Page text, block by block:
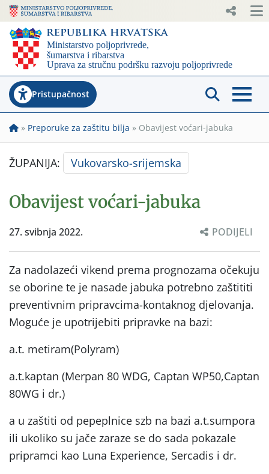
Pristupačnost
» Preporuke za zaštitu bilja » Obavijest voćari-jabuka
ŽUPANIJA: Vukovarsko-srijemska
Obavijest voćari-jabuka
27. svibnja 2022. PODIJELI
Za nadolazeći vikend prema prognozama očekuju
se oborine te je nasade jabuka potrebno zaštititi
preventivnim pripravcima-kontaknog djelovanja.
Moguće je upotrijebiti pripravke na bazi:
a.t. metiram(Polyram)
a.t.kaptan (Merpan 80 WDG, Captan WP50,Captan
80WG i dr.)
a u zaštiti od pepeplnice szb na bazi a.t.sumpora
ili ukoliko su jače zaraze se do sada pokazale
pripramci kao Luna Experience, Sercadis i dr.